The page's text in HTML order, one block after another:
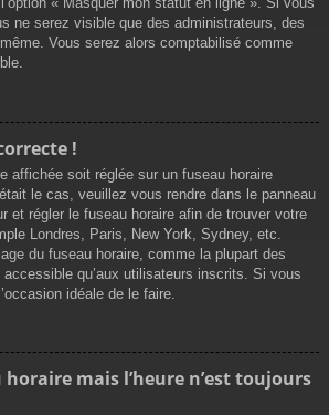
ne serez visible que des administrateurs, des
Vous serez alors comptabilisé comme
!
affichée soit réglée sur un fuseau horaire
le cas, veuillez vous rendre dans le panneau
et régler le fuseau horaire afin de trouver votre
Londres, Paris, New York, Sydney, etc.
du fuseau horaire, comme la plupart des
accessible qu’aux utilisateurs inscrits. Si vous
idéale de le faire.
horaire mais l’heure n’est toujours